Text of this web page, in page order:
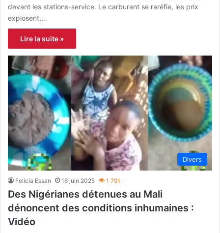
devant les stations-service. Le carburant se raréfie, les prix
explosent,…
Lire la suite »
Divers
Felicia Essan 16 juin 2025 1 791
Des Nigérianes détenues au Mali
dénoncent des conditions inhumaines :
Vidéo